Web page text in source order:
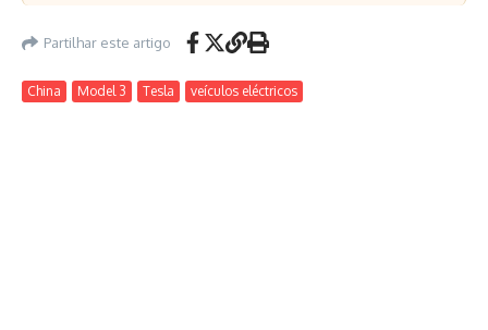
Partilhar este artigo
China Model 3 Tesla veículos eléctricos